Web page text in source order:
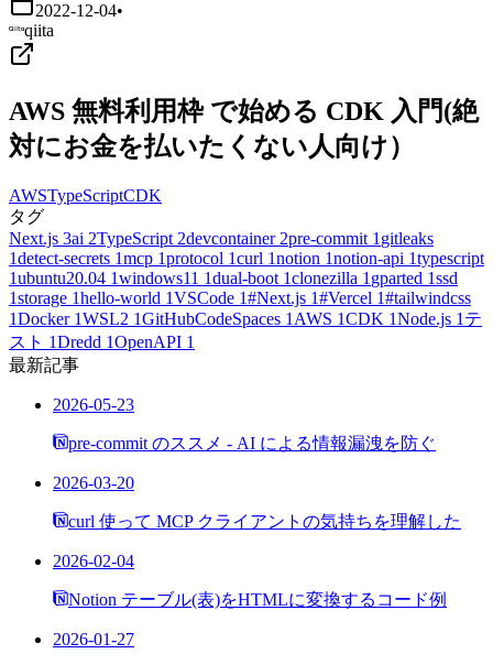
2022-12-04•
qiita
AWS 無料利用枠 で始める CDK 入門(絶
対にお金を払いたくない人向け）
AWSTypeScriptCDK
タグ
Next.js 3ai 2TypeScript 2devcontainer 2pre-commit 1 gitleaks
1detect-secrets 1mcp 1protocol 1curl 1notion 1notion-api 1typescript
1ubuntu20.04 1windows11 1dual-boot 1clonezilla 1 gparted 1ssd
1storage 1hello-world 1VSCode 1#Next.js 1#Vercel 1#tailwindcss
1Docker 1WSL2 1GitHubCodeSpaces 1 AWS 1CDK 1Node.js 1 テ
スト 1Dredd 1OpenAPI 1
最新記事
2026-05-23
pre-commit のススメ - AI による情報漏洩を防ぐ
2026-03-20
curl 使って MCP クライアントの気持ちを理解した
2026-02-04
Notion テーブル(表)をHTMLに変換するコード例
2026-01-27